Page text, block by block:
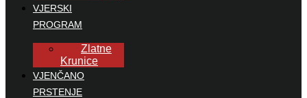
VJERSKI
PROGRAM
Zlatne
Krunice
VJENČANO
PRSTENJE